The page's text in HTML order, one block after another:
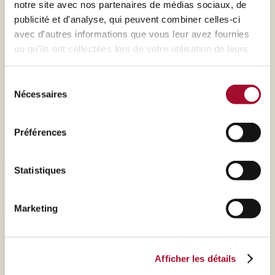
notre site avec nos partenaires de médias sociaux, de
publicité et d'analyse, qui peuvent combiner celles-ci
avec d'autres informations que vous leur avez fournies
ou qu'ils ont collectées lors de votre utilisation de leurs
Nécessaires
Préférences
Statistiques
Marketing
Afficher les détails
Levains biologiques
Préparations réfrigérées, à base de levain, très
aromatiques, prêtes à l’emploi, qui procurent une